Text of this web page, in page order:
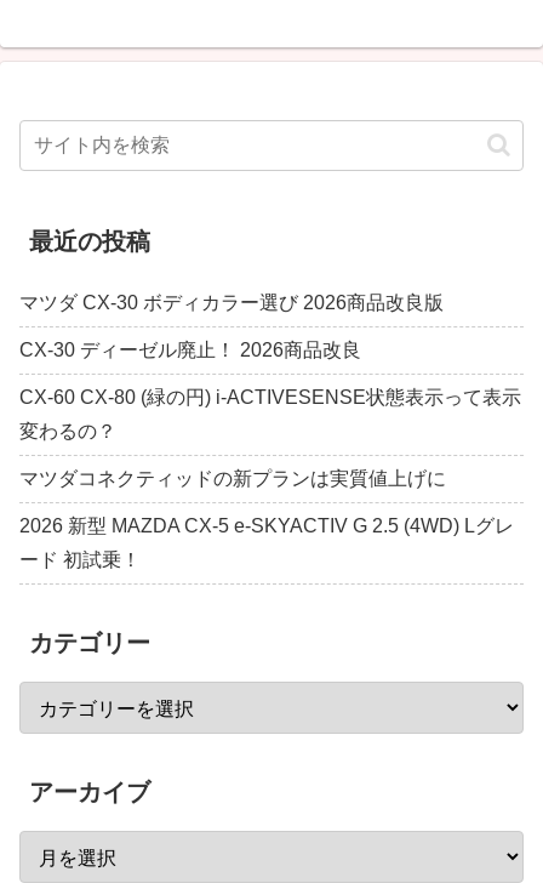
最近の投稿
マツダ CX-30 ボディカラー選び 2026商品改良版
CX-30 ディーゼル廃止！ 2026商品改良
CX-60 CX-80 (緑の円) i-ACTIVESENSE状態表示って表示
変わるの？
マツダコネクティッドの新プランは実質値上げに
2026 新型 MAZDA CX-5 e-SKYACTIV G 2.5 (4WD) Lグレ
ード 初試乗！
カテゴリー
アーカイブ